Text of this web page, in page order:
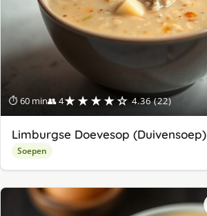
⏱ 60 min👥 4★★★★☆ 4.36 (22)
Limburgse Doevesop (Duivensoep)
Soepen